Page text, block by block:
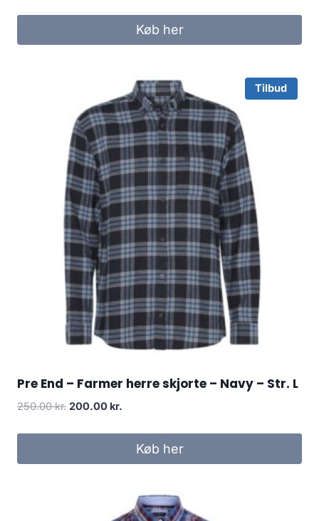
was:
is:
250.00 kr..
Køb her
Tilbud
Pre End – Farmer herre skjorte – Navy – Str. L
250.00kr. Original
200.00 kr.
200.00 kr..
Køb her